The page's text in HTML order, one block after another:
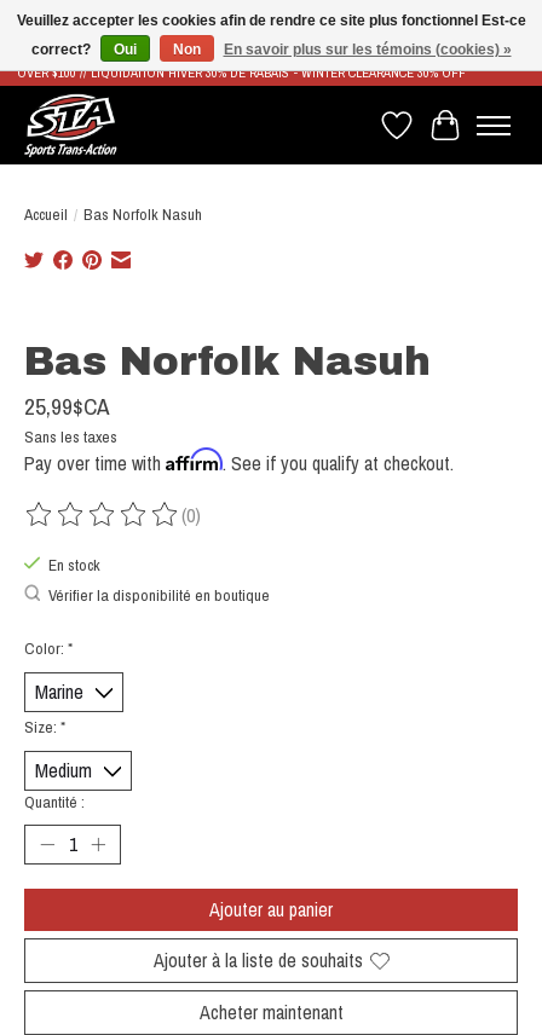
LIVRAISON RAPIDE ET GRATUITE À PARTIR DE 100$ - FAST & FREE SHIPPING ON ORDERS
OVER $100 // LIQUIDATION HIVER 30% DE RABAIS - WINTER CLEARANCE 30% OFF
Liste de souhaits
Panier
Accueil / Bas Norfolk Nasuh
Bas Norfolk Nasuh
25,99$CA
Sans les taxes
Pay over time with Affirm. See if you qualify at checkout.
Ce produit est évalué à
(0)
En stock
Vérifier la disponibilité en boutique
Color: *
Size: *
Quantité :
Ajouter au panier
Ajouter à la liste de souhaits
Acheter maintenant
Veuillez accepter les cookies afin de rendre ce site plus fonctionnel Est-ce
correct?
Oui Non En savoir plus sur les témoins (cookies) »